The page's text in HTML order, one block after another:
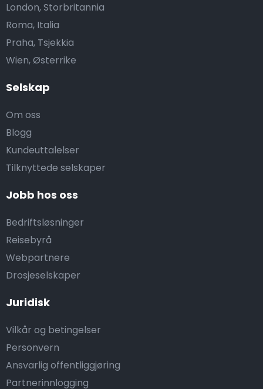
Selskap
Om oss
Blogg
Kundeuttalelser
Tilknyttede selskaper
Jobb hos oss
Bedriftsløsninger
Reisebyrå
Webpartnere
Drosjeselskaper
Juridisk
Vilkår og betingelser
Personvern
Ansvarlig offentliggjøring
Partnerinnlogging
London, Storbritannia
Roma, Italia
Praha, Tsjekkia
Wien, Østerrike